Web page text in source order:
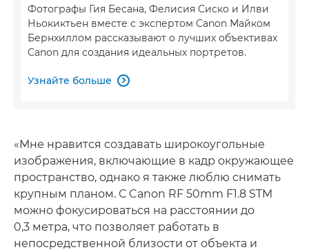
Фотографы Гия Бесана, Фелисия Сиско и Илви
Ньокиктьен вместе с экспертом Canon Майком
Бернхиллом рассказывают о лучших объективах
Canon для создания идеальных портретов.
Узнайте больше 
«Мне нравится создавать широкоугольные
изображения, включающие в кадр окружающее
пространство, однако я также люблю снимать
крупным планом. С Canon RF 50mm F1.8 STM
можно фокусироваться на расстоянии до
0,3 метра, что позволяет работать в
непосредственной близости от объекта и